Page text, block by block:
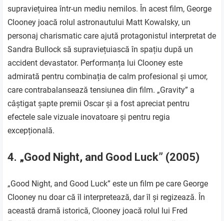
supraviețuirea într-un mediu nemilos. În acest film, George
Clooney joacă rolul astronautului Matt Kowalsky, un
personaj charismatic care ajută protagonistul interpretat de
Sandra Bullock să supraviețuiască în spațiu după un
accident devastator. Performanța lui Clooney este
admirată pentru combinația de calm profesional și umor,
care contrabalansează tensiunea din film. „Gravity” a
câștigat șapte premii Oscar și a fost apreciat pentru
efectele sale vizuale inovatoare și pentru regia
excepțională.
4. „Good Night, and Good Luck” (2005)
„Good Night, and Good Luck” este un film pe care George
Clooney nu doar că îl interpretează, dar îl și regizează. În
această dramă istorică, Clooney joacă rolul lui Fred